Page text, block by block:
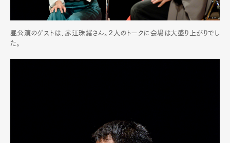
昼公演のゲストは、赤江珠緒さん。２人のトークに会場は大盛り上がりでし
た。